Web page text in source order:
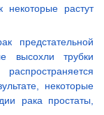
некоторые растут
предстательной
высохли трубки
некоторые
рака простаты,